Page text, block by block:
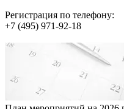
Регистрация по телефону:
+7 (495) 971-92-18